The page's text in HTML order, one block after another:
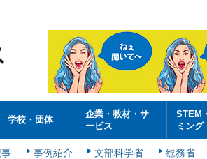
学校・団体
企業・教材・サ
ービス
STEM
ミング
事例紹介 文部科学省 総務省